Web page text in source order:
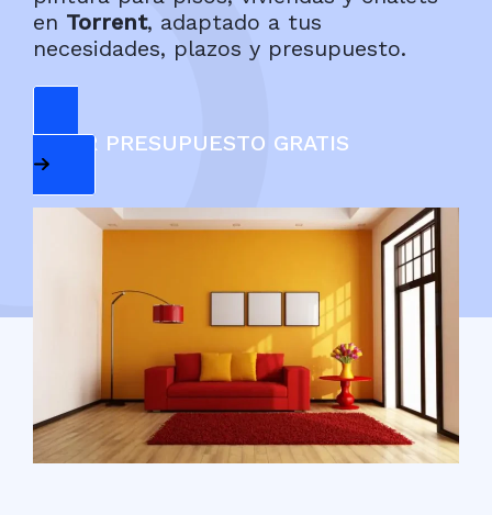
en Torrent, adaptado a tus
necesidades, plazos y presupuesto.
PEDIR PRESUPUESTO GRATIS